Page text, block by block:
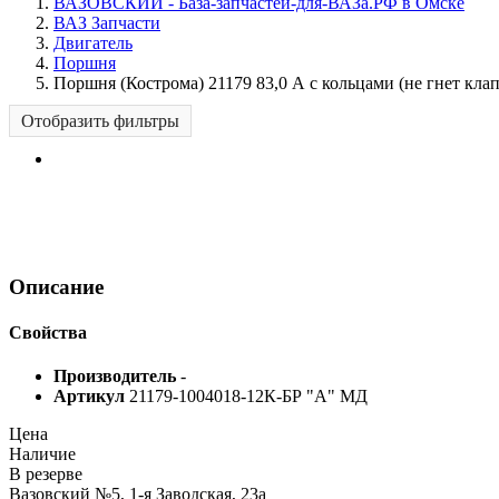
ВАЗ Запчасти
Двигатель
Поршня
Поршня (Кострома) 21179 83,0 А с кольцами (не гнет
Отобразить фильтры
Описание
Свойства
Производитель -
Артикул 21179-1004018-12К-БР "А" МД
Цена
Наличие
В резерве
Вазовский №5, 1-я Заводская, 23а